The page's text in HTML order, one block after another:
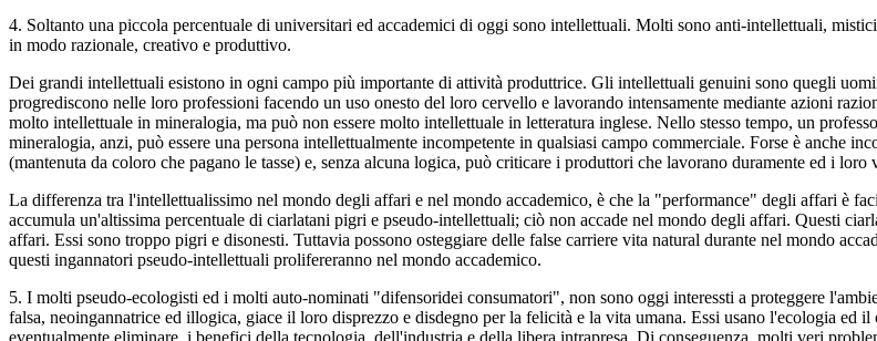
4. Soltanto una piccola percentuale di universitari ed accademici di oggi sono intellettuali. Molti sono anti-intellettuali,
in modo razionale, creativo e produttivo.
Dei grandi intellettuali esistono in ogni campo più importante di attività produttrice. Gli intellettuali genuini sono quegli
progrediscono nelle loro professioni facendo un uso onesto del loro cervello e lavorando intensamente mediante azioni
molto intellettuale in mineralogia, ma può non essere molto intellettuale in letteratura inglese. Nello stesso tempo, un
mineralogia, anzi, può essere una persona intellettualmente incompetente in qualsiasi campo commerciale. Forse è anche
(mantenuta da coloro che pagano le tasse) e, senza alcuna logica, può criticare i produttori che lavorano duramente ed i loro
La differenza tra l'intellettualissimo nel mondo degli affari e nel mondo accademico, è che la "performance" degli affari è
accumula un'altissima percentuale di ciarlatani pigri e pseudo-intellettuali; ciò non accade nel mondo degli affari. Questi
affari. Essi sono troppo pigri e disonesti. Tuttavia possono osteggiare delle false carriere vita natural durante nel mondo
questi ingannatori pseudo-intellettuali prolifereranno nel mondo accademico.
5. I molti pseudo-ecologisti ed i molti auto-nominati "difensoridei consumatori", non sono oggi interessti a proteggere
falsa, neoingannatrice ed illogica, giace il loro disprezzo e disdegno per la felicità e la vita umana. Essi usano l'ecologia ed